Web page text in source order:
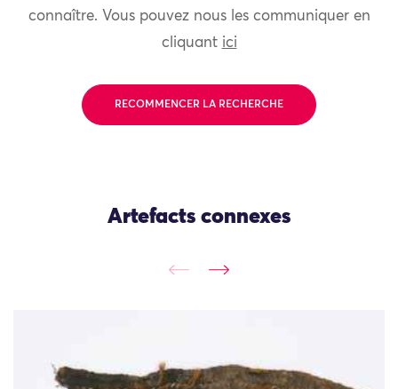
connaître. Vous pouvez nous les communiquer en
cliquant ici
RECOMMENCER LA RECHERCHE
Artefacts connexes